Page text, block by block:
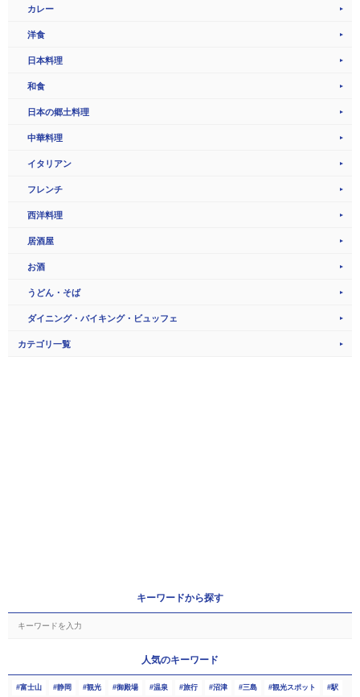
カレー
洋食
日本料理
和食
日本の郷土料理
中華料理
イタリアン
フレンチ
西洋料理
居酒屋
お酒
うどん・そば
ダイニング・バイキング・ビュッフェ
カテゴリ一覧
キーワードから探す
人気のキーワード
富士山 静岡 観光 御殿場 温泉 旅行 沼津 三島 観光スポット 駅